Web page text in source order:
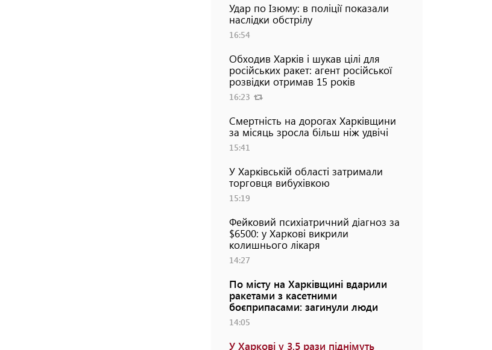
Удар по Ізюму: в поліції показали
наслідки обстрілу
16:54
Обходив Харків і шукав цілі для
російських ракет: агент російської
розвідки отримав 15 років
16:23
Смертність на дорогах Харківщини
за місяць зросла більш ніж удвічі
15:41
У Харківській області затримали
торговця вибухівкою
15:19
Фейковий психіатричний діагноз за
$6500: у Харкові викрили
колишнього лікаря
14:27
По місту на Харківщині вдарили
ракетами з касетними
боєприпасами: загинули люди
14:05
У Харкові у 3,5 рази піднімуть